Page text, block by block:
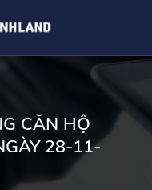
CĂN HỘ
28-11-